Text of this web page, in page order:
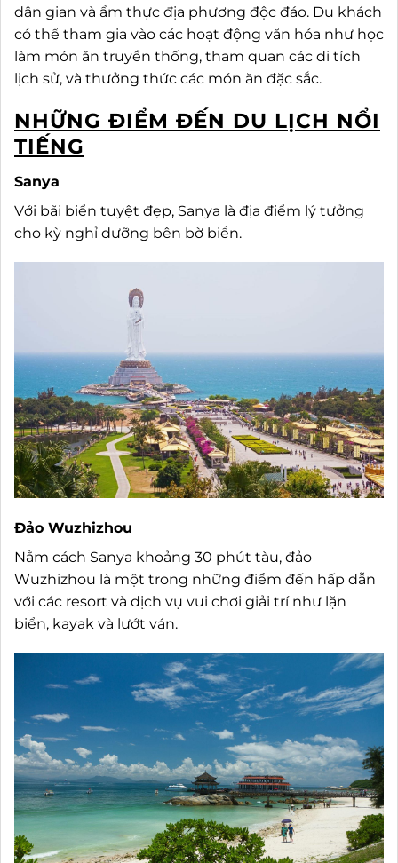
dân gian và ẩm thực địa phương độc đáo. Du khách
có thể tham gia vào các hoạt động văn hóa như học
làm món ăn truyền thống, tham quan các di tích
lịch sử, và thưởng thức các món ăn đặc sắc.
NHỮNG ĐIỂM ĐẾN DU LỊCH NỔI
TIẾNG
Sanya
Với bãi biển tuyệt đẹp, Sanya là địa điểm lý tưởng
cho kỳ nghỉ dưỡng bên bờ biển.
Đảo Wuzhizhou
Nằm cách Sanya khoảng 30 phút tàu, đảo
Wuzhizhou là một trong những điểm đến hấp dẫn
với các resort và dịch vụ vui chơi giải trí như lặn
biển, kayak và lướt ván.